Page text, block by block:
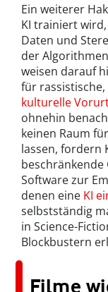
Ein weiterer
KI trainiert
Daten und
der
weisen darauf
für
kulturelle
ohnehin
keinen Raum
lassen, fordern
beschränkende
Software zur
denen eine KI
selbstständig
in Science-
Blockbustern
Filme